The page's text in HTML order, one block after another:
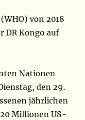
von 2018
DR Kongo auf
Nationen
den 29.
jährlichen
Millionen US-